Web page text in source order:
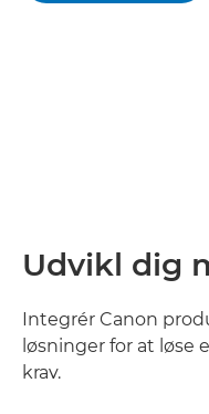
Udvikl dig
Integrér Canon
løsninger for at løse
krav.